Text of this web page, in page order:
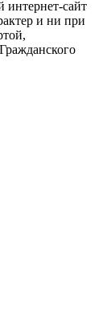
сайт
и ни при